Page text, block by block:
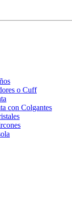
o Cuff
con Colgantes